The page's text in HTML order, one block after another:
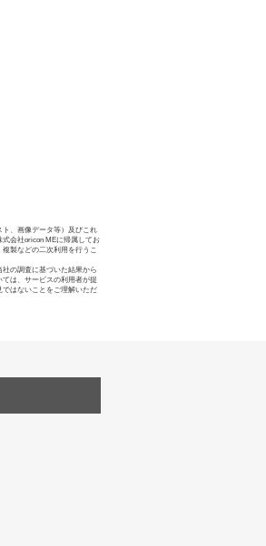
、画像データ等）及びこれ
会社oricon MEに帰属してお
製などの二次利用を行うこ
の調査に基づいた結果から
は、サービスの利用者が提
はないことをご理解いただ